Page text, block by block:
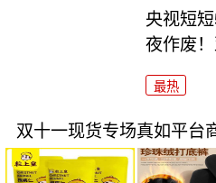
央视短
夜作废
最热
双十一现货专场真如平台